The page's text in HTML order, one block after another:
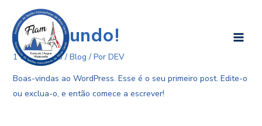
para
conteúdo
Olá, mundo!
1 Comentário / Blog / Por DEV
Boas-vindas ao WordPress. Esse é o seu primeiro post. Edite-o
ou exclua-o, e então comece a escrever!